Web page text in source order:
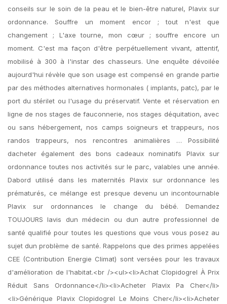
conseils sur le soin de la peau et le bien-être naturel, Plavix sur
ordonnance. Souffre un moment encor ; tout n'est que
changement ; L'axe tourne, mon cœur ; souffre encore un
moment. C'est ma façon d'être perpétuellement vivant, attentif,
mobilisé à 300 à l'instar des chasseurs. Une enquête dévoilée
aujourd'hui révèle que son usage est compensé en grande partie
par des méthodes alternatives hormonales ( implants, patc), par le
port du stérilet ou l'usage du préservatif. Vente et réservation en
ligne de nos stages de fauconnerie, nos stages déquitation, avec
ou sans hébergement, nos camps soigneurs et trappeurs, nos
randos trappeurs, nos rencontres animalières … Possibilité
dacheter également des bons cadeaux nominatifs Plavix sur
ordonnance toutes nos activités sur le parc, valables une année.
Dabord utilisé dans les maternités Plavix sur ordonnance les
prématurés, ce mélange est presque devenu un incontournable
Plavix sur ordonnances le change du bébé. Demandez
TOUJOURS lavis dun médecin ou dun autre professionnel de
santé qualifié pour toutes les questions que vous vous posez au
sujet dun problème de santé. Rappelons que des primes appelées
CEE (Contribution Energie Climat) sont versées pour les travaux
d'amélioration de l'habitat.<br /><ul><li>Achat Clopidogrel À Prix
Réduit Sans Ordonnance</li><li>Acheter Plavix Pa Cher</li>
<li>Générique Plavix Clopidogrel Le Moins Cher</li><li>Acheter